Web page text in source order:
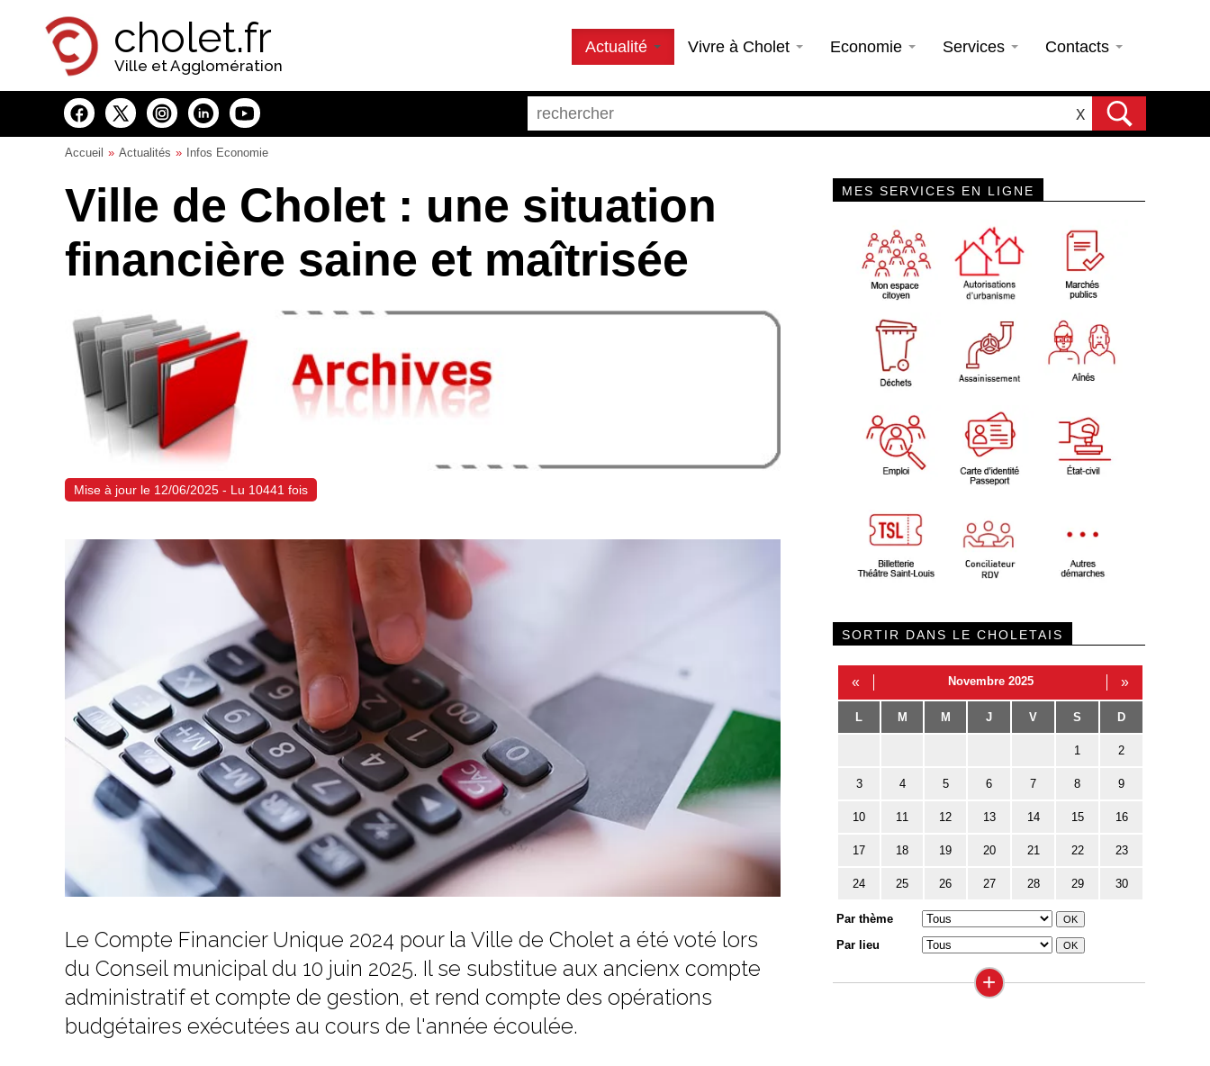
cholet.fr
Ville et Agglomération
Actualité Vivre à Cholet Economie Services Contacts
X
Accueil Actualités Infos Economie
Ville de Cholet : une situation
financière saine et maîtrisée
Mise à jour le 12/06/2025 - Lu 10441 fois
Le Compte Financier Unique 2024 pour la Ville de Cholet a été voté lors
du Conseil municipal du 10 juin 2025. Il se substitue aux ancienx compte
administratif et compte de gestion, et rend compte des opérations
budgétaires exécutées au cours de l'année écoulée.
MES SERVICES EN LIGNE
SORTIR DANS LE CHOLETAIS
« Novembre 2025 »
L M M J V S D
1 2
3 4 5 6 7 8 9
10 11 12 13 14 15 16
17 18 19 20 21 22 23
24 25 26 27 28 29 30
Par thème
Par lieu
+